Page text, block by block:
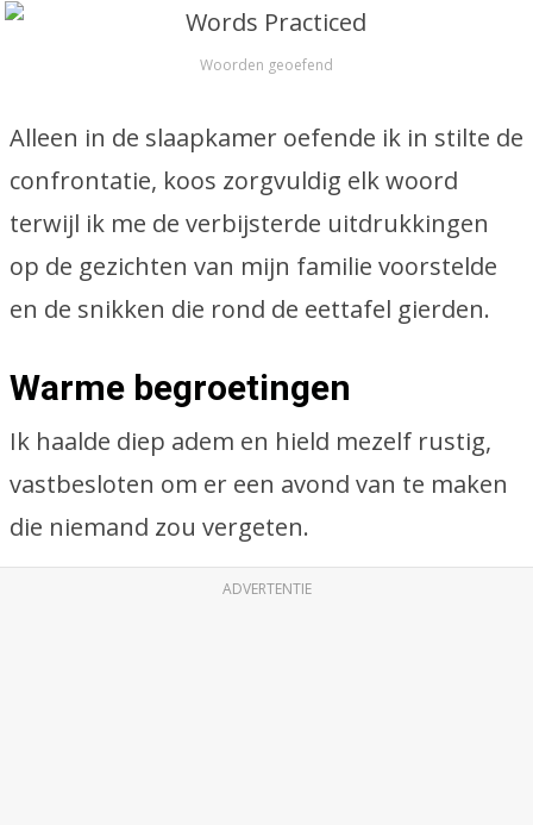
Woorden geoefend
Alleen in de slaapkamer oefende ik in stilte de
confrontatie, koos zorgvuldig elk woord
terwijl ik me de verbijsterde uitdrukkingen
op de gezichten van mijn familie voorstelde
en de snikken die rond de eettafel gierden.
Warme begroetingen
Ik haalde diep adem en hield mezelf rustig,
vastbesloten om er een avond van te maken
die niemand zou vergeten.
ADVERTENTIE